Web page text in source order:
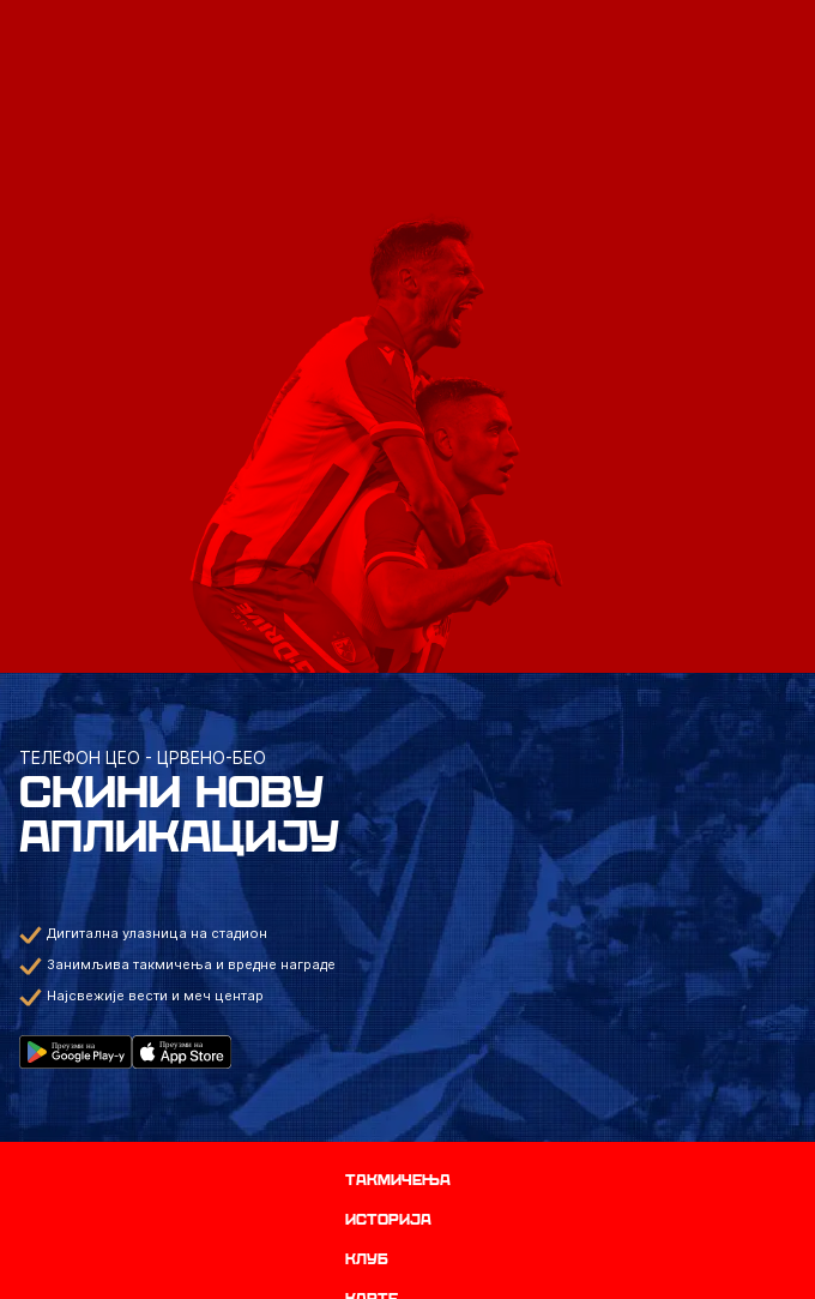
ТЕЛЕФОН ЦЕО - ЦРВЕНО-БЕО
СКИНИ НОВУ
АПЛИКАЦИЈУ
Дигитална улазница на стадион
Занимљива такмичења и вредне награде
Најсвежије вести и меч центар
Такмичења
историја
Клуб